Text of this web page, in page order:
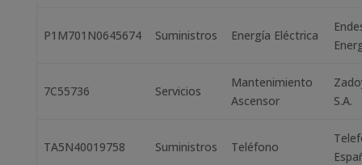
P1M701N0645674 Suministros Energía Eléctrica
7C55736 Servicios
Mantenimiento
Ascensor
S.A.
TA5N40019758 Suministros Teléfono